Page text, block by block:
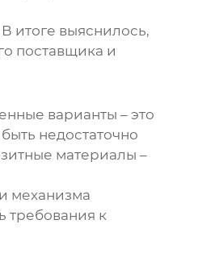
итоге выяснилось,
поставщика и
варианты – это
недостаточно
материалы –
механизма
требования к